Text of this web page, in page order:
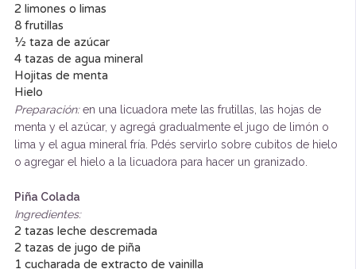
2 limones o limas
8 frutillas
½ taza de azúcar
4 tazas de agua mineral
Hojitas de menta
Hielo
Preparación:en una licuadora mete las frutillas, las hojas de
menta y el azúcar, y agregá gradualmente el jugo de limón o
lima y el agua mineral fría. Pdés servirlo sobre cubitos de hielo
o agregar el hielo a la licuadora para hacer un granizado.
Piña Colada
Ingredientes:
2 tazas leche descremada
2 tazas de jugo de piña
1 cucharada de extracto de vainilla